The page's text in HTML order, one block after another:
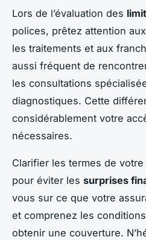
Lors de l’évaluation des
polices, prêtez attention
les traitements et aux
aussi fréquent de
les consultations
diagnostiques. Cette
considérablement votre
nécessaires.
Clarifier les termes de
pour éviter les surprises
vous sur ce que votre
et comprenez les
obtenir une couverture.